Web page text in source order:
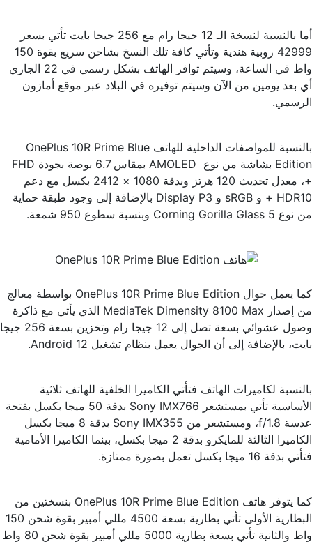
أما بالنسبة لنسخة الـ 12 جيجا رام مع 256 جيجا بايت تأتي بسعر
42999 روبية هندية وتأتي كافة تلك النسخ بشاحن سريع بقوة 150
واط في الساعة، وسيتم توافر الهاتف بشكل رسمي في 22 الجاري
أي بعد يومين من الآن وسيتم توفيره في البلاد عبر موقع أمازون
الرسمي.
بالنسبة للمواصفات الداخلية للهاتف OnePlus 10R Prime Blue
Edition بشاشة من نوع AMOLED بمقاس 6.7 بوصة بجودة FHD
+، معدل تحديث 120 هرتز وبدقة 1080 × 2412 بكسل مع دعم
HDR10 + و sRGB و Display P3 بالإضافة إلى وجود طبقة حماية
من نوع Corning Gorilla Glass 5 وبنسبة سطوع 950 شمعة.
كما يعمل جوال OnePlus 10R Prime Blue Edition بواسطة معالج
من إصدار MediaTek Dimensity 8100 Max الذي يأتي مع ذاكرة
وصول عشوائي بسعة تصل إلى 12 جيجا رام وتخزين بسعة 256 جيجا
بايت، بالإضافة إلى أن الجوال يعمل بنظام تشغيل Android 12.
بالنسبة لكاميرات الهاتف فتأتي الكاميرا الخلفية للهاتف ثلاثية
الأساسية تأتي بمستشعر Sony IMX766 بدقة 50 ميجا بكسل بفتحة
عدسة f/1.8، ومستشعر من Sony IMX355 بدقة 8 ميجا بكسل
الكاميرا الثالثة للمايكرو بدقة 2 ميجا بكسل، بينما الكاميرا الأمامية
فتأتي بدقة 16 ميجا بكسل تعمل بصورة ممتازة.
كما يتوفر هاتف OnePlus 10R Prime Blue Edition بنسختين من
البطارية الأولى تأتي بطارية بسعة 4500 مللي أمبير بقوة شحن 150
واط والثانية تأتي بسعة بطارية 5000 مللي أمبير بقوة شحن 80 واط